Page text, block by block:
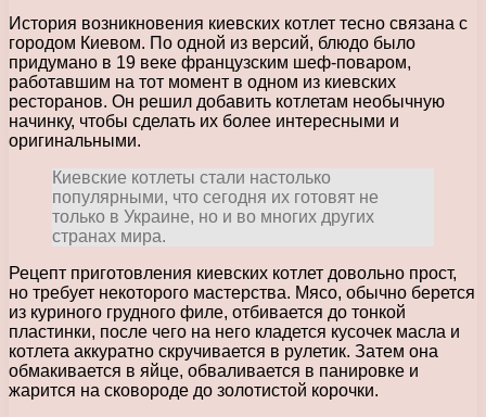
История возникновения киевских котлет тесно связана с
городом Киевом. По одной из версий, блюдо было
придумано в 19 веке французским шеф-поваром,
работавшим на тот момент в одном из киевских
ресторанов. Он решил добавить котлетам необычную
начинку, чтобы сделать их более интересными и
оригинальными.
Киевские котлеты стали настолько
популярными, что сегодня их готовят не
только в Украине, но и во многих других
странах мира.
Рецепт приготовления киевских котлет довольно прост,
но требует некоторого мастерства. Мясо, обычно берется
из куриного грудного филе, отбивается до тонкой
пластинки, после чего на него кладется кусочек масла и
котлета аккуратно скручивается в рулетик. Затем она
обмакивается в яйце, обваливается в панировке и
жарится на сковороде до золотистой корочки.